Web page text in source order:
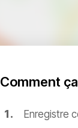
Comment
Enregistre